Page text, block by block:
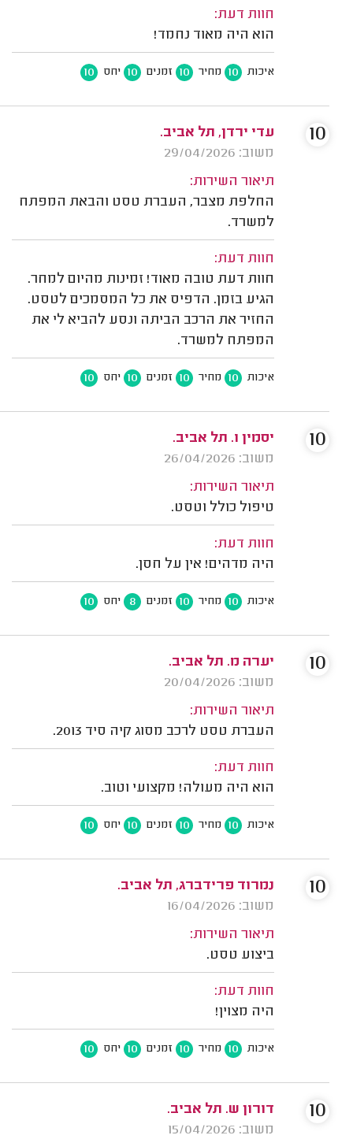
חוות דעת:
הוא היה מאוד נחמד!
איכות 10 מחיר 10 זמנים 10 יחס 10
עדי ירדן, תל אביב.
משוב: 29/04/2026
תיאור השירות:
החלפת מצבר, העברת טסט והבאת המפתח
למשרד.
חוות דעת:
חוות דעת טובה מאוד! זמינות מהיום למחר.
הגיע בזמן. הדפיס את כל המסמכים לטסט.
החזיר את הרכב הביתה ונסע להביא לי את
המפתח למשרד.
איכות 10 מחיר 10 זמנים 10 יחס 10
10
יסמין ו. תל אביב.
משוב: 26/04/2026
תיאור השירות:
טיפול כולל וטסט.
חוות דעת:
היה מדהים! אין על חסן.
איכות 10 מחיר 10 זמנים 8 יחס 10
10
יערה מ. תל אביב.
משוב: 20/04/2026
תיאור השירות:
העברת טסט לרכב מסוג קיה סיד 2013.
חוות דעת:
הוא היה מעולה! מקצועי וטוב.
איכות 10 מחיר 10 זמנים 10 יחס 10
10
נמרוד פרידברג, תל אביב.
משוב: 16/04/2026
תיאור השירות:
ביצוע טסט.
חוות דעת:
היה מצוין!
איכות 10 מחיר 10 זמנים 10 יחס 10
10
דורון ש. תל אביב.
משוב: 15/04/2026
10